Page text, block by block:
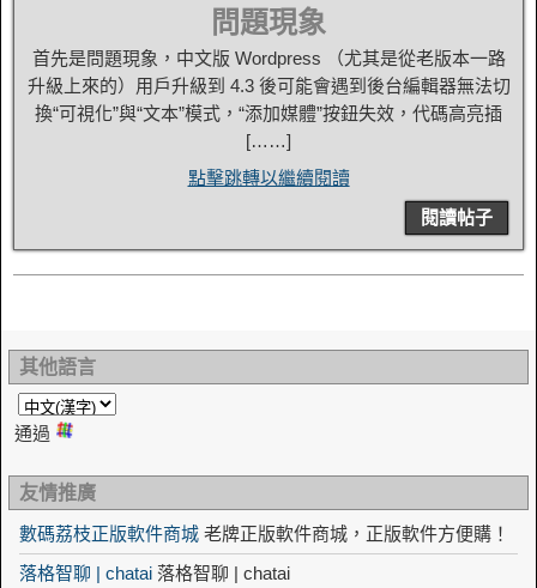
問題現象
首先是問題現象，中文版 Wordpress （尤其是從老版本一路
升級上來的）用戶升級到 4.3 後可能會遇到後台編輯器無法切
換“可視化”與“文本”模式，“添加媒體”按鈕失效，代碼高亮插
[……]
點擊跳轉以繼續閱讀
閱讀帖子
其他語言
通過
友情推廣
數碼荔枝正版軟件商城 老牌正版軟件商城，正版軟件方便購！
落格智聊 | chatai 落格智聊 | chatai